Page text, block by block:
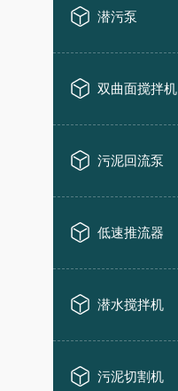
潜污泵
双曲面搅拌机
污泥回流泵
低速推流器
潜水搅拌机
污泥切割机